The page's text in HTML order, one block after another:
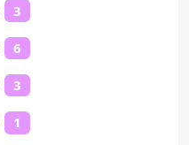
3
6
3
1